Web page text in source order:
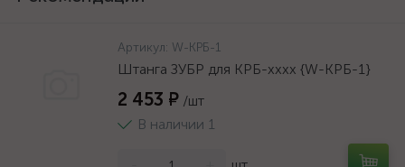
Артикул: W-КРБ-1
Штанга ЗУБР для КРБ-хххх {W-КРБ-1}
2 453 ₽ /шт
В наличии 1